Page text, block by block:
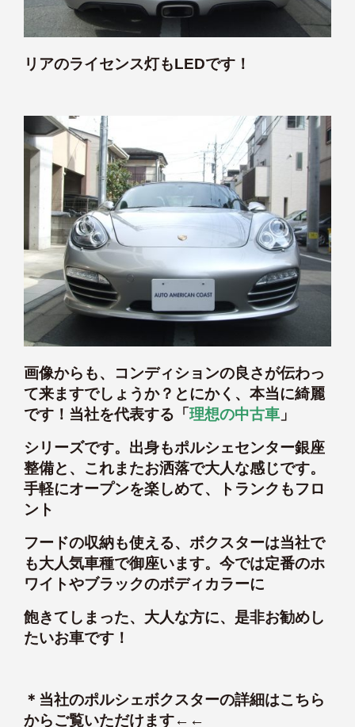
リアのライセンス灯もLEDです！
画像からも、コンディションの良さが伝わっ
て来ますでしょうか？とにかく、本当に綺麗
です！当社を代表する「 理想の中古車 」
シリーズです。出身もポルシェセンター銀座
整備と、これまたお洒落で大人な感じです。
手軽にオープンを楽しめて、トランクもフロ
ント
フードの収納も使える、ボクスターは当社で
も大人気車種で御座います。今では定番のホ
ワイトやブラックのボディカラーに
飽きてしまった、大人な方に、是非お勧めし
たいお車です！
＊ 当社のポルシェボクスターの詳細はこちら
からご覧いただけます←←